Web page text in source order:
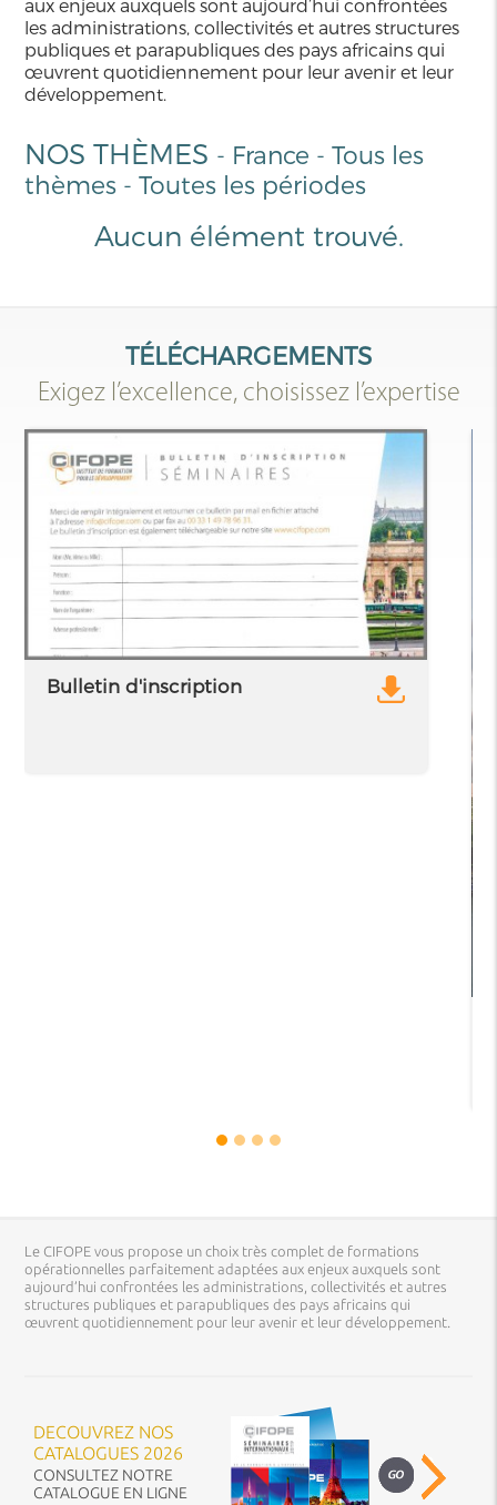
aux enjeux auxquels sont aujourd’hui confrontées
les administrations, collectivités et autres structures
publiques et parapubliques des pays africains qui
œuvrent quotidiennement pour leur avenir et leur
développement.
NOS THÈMES - France -Tous les
thèmes -Toutes les périodes
Aucun élément trouvé.
TÉLÉCHARGEMENTS
Exigez l’excellence, choisissez l’expertise
Bulletin d'inscription
Le CIFOPE vous propose un choix très complet de formations
opérationnelles parfaitement adaptées aux enjeux auxquels sont
aujourd’hui confrontées les administrations, collectivités et autres
structures publiques et parapubliques des pays africains qui
œuvrent quotidiennement pour leur avenir et leur développement.
DECOUVREZ NOS
CATALOGUES 2026
CONSULTEZ NOTRE
CATALOGUE EN LIGNE